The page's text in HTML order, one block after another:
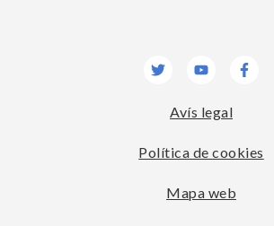
f
Avís legal
Política de cookies
Mapa web